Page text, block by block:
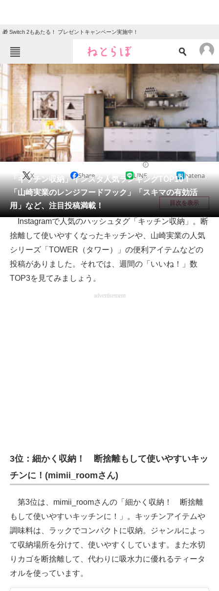
🎁 Switch 2もあたる！ プレゼントキャンペーン実施中！
ねとらぼメニュー
TOP ニュース
エンタメ クイズ
グルメ 地域
住まい
動物
会員記事
メディア
注目記事を集めた総合ページ
ITの今と未来を見通す
スマホと通信の最新トレンド
進化するPCとデバイスの未来
IT製品の技術・比較・事例
モノづくり技術者専門サイト
エレクトロニクス専門サイト
電子設計の基本と応用
エネルギーの専門メディア
「キッチン収納」インスタ人気ランキングTOP10！
「山崎実業のレンジフードフック」「スキマの有効活
用」など、注目投稿満載！
X Share LINE hatena
目次を表示
Instagramで人気のハッシュタグ「キッチン収納」。断
捨離して使いやすくなったキッチンや、山崎実業の人気
シリーズ「TOWER（タワー）」の便利アイテムなどの
投稿がありました。それでは、週間の「いいね！」数
TOP3を見てみましょう。
advertisement
3位：細かく収納！ 断捨離もして使いやすいキッ
チンに！(mimii_roomさん)
第3位は、mimii_roomさんの「細かく収納！ 断捨離
もして使いやすいキッチンに！」。キッチンアイテムや
調味料は、ラックでコンパクトに収納。ジャンルによっ
て収納場所を分けて、使いやすくしています。また水切
りカゴを断捨離して、代わりに吸水力に優れるティータ
オルを使っています。